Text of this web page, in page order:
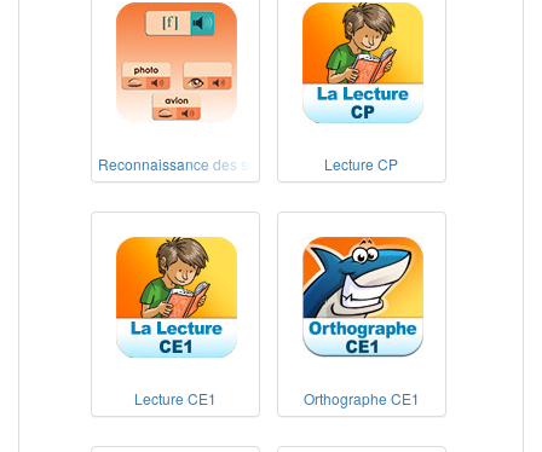
Reconnaissance des sons Lecture CP
Lecture CE1 Orthographe CE1